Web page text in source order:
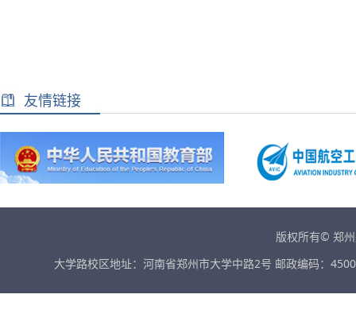
友情链接
版权所有© 郑
大学路校区地址：河南省郑州市大学中路2号 邮政编码：